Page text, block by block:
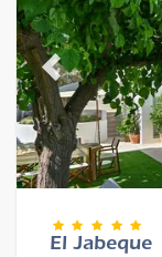
Previous
El Jabeque